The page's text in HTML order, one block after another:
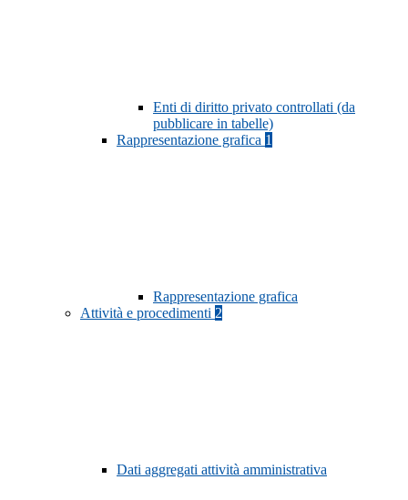
Enti di diritto privato controllati (da
pubblicare in tabelle)
Rappresentazione grafica 1
Rappresentazione grafica
Attività e procedimenti 2
Dati aggregati attività amministrativa